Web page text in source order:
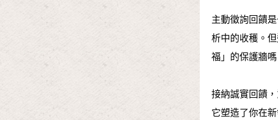
主動徵詢回饋
析中的收穫。
福」的保護牆嗎
接納誠實回饋
它塑造了你在